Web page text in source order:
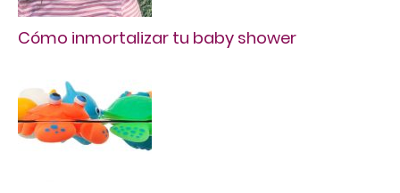
Cómo inmortalizar tu baby shower